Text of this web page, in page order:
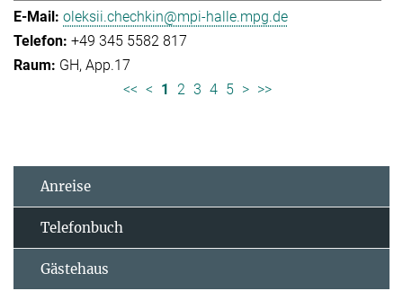
oleksii.chechkin@mpi-halle.mpg.de
+49 345 5582 817
GH, App.17
<< < 1 2 3 4 5 > >>
Anreise
Telefonbuch
Gästehaus